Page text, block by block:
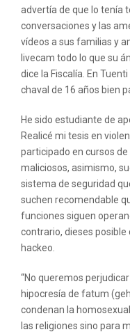
advertía de que lo tenía
conversaciones y las
vídeos a sus familias y
livecam todo lo que su
dice la Fiscalía. En
chaval de 16 años bien
He sido estudiante de
Realicé mi tesis en
participado en cursos
maliciosos, asimismo,
sistema de seguridad
suchen recomendable
funciones siguen
contrario, dieses
hackeo.
“No queremos
hipocresía de fatum
condenan la
las religiones sino para